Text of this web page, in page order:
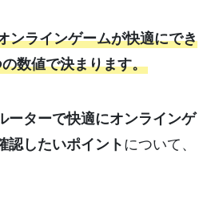
ンラインゲームが快適にでき
数値で決まります。
ーターで快適にオンラインゲ
認したいポイントについて、